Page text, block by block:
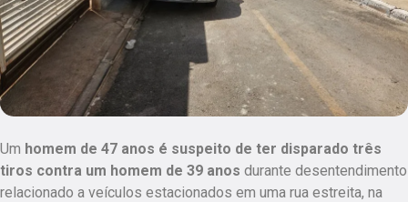
Um homem de 47 anos é suspeito de ter disparado três
tiros contra um homem de 39 anos durante desentendimento
relacionado a veículos estacionados em uma rua estreita, na